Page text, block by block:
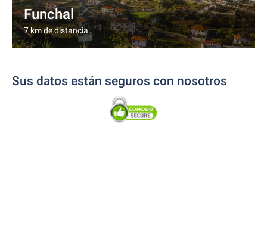
Funchal
7 km de distancia
Sus datos están seguros con nosotros